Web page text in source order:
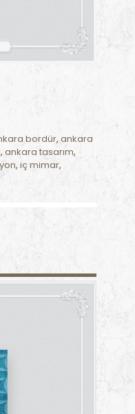
bordür, ankara
, ankara tasarım,
, iç mimar,